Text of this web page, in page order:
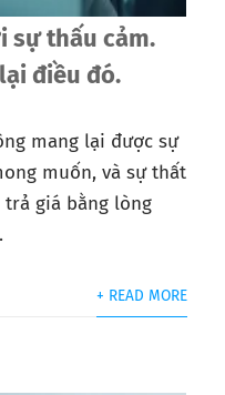
sự thấu cảm.
điều đó.
mang lại được sự
muốn, và sự thất
giá bằng lòng
+ READ MORE